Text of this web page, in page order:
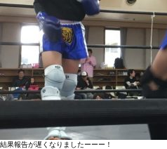
結果報告が遅くなりましたーーー！